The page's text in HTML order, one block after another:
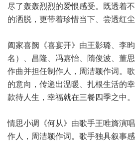
尽了轰轰烈烈的爱恨感受。既透着
的洒脱，更带着珍惜当下、尝透红尘
阖家喜阙《喜宴开》由王影璐、李
名）、昌隆、冯嘉怡、隋俊波、董
作曲并担任制作人，周洁颖作词。
的意向，传递出温暖、扎根生活的
款待人生，幸福就在三餐四季之中。
情思小调《何从》由歌手王唯旖演
作人，周洁颖作词。歌手独具叙事